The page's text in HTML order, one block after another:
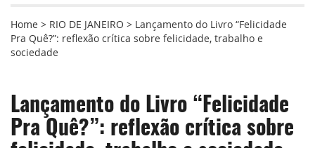
Home > RIO DE JANEIRO > Lançamento do Livro “Felicidade
Pra Quê?”: reflexão crítica sobre felicidade, trabalho e
sociedade
Lançamento do Livro “Felicidade
Pra Quê?”: reflexão crítica sobre